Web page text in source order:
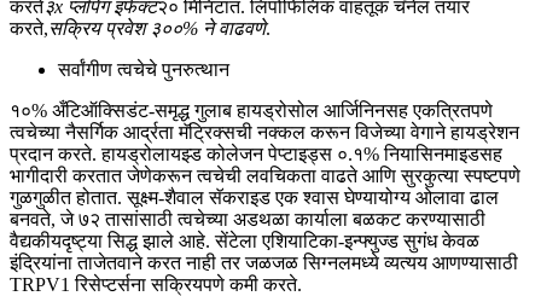
करते३x प्लंपिंग इफेक्ट२० मिनिटांत. लिपोफिलिक वाहतूक चॅनेल तयार
करते,सक्रिय प्रवेश ३००% ने वाढवणे.
सर्वांगीण त्वचेचे पुनरुत्थान‌
१०% अँटिऑक्सिडंट-समृद्ध गुलाब हायड्रोसोल आर्जिनिनसह एकत्रितपणे
त्वचेच्या नैसर्गिक आर्द्रता मॅट्रिक्सची नक्कल करून विजेच्या वेगाने हायड्रेशन
प्रदान करते. हायड्रोलायझ्ड कोलेजन पेप्टाइड्स ०.१% नियासिनमाइडसह
भागीदारी करतात जेणेकरून त्वचेची लवचिकता वाढते आणि सुरकुत्या स्पष्टपणे
गुळगुळीत होतात. सूक्ष्म-शैवाल सॅकराइड एक श्वास घेण्यायोग्य ओलावा ढाल
बनवते, जे ७२ तासांसाठी त्वचेच्या अडथळा कार्याला बळकट करण्यासाठी
वैद्यकीयदृष्ट्या सिद्ध झाले आहे. सेंटेला एशियाटिका-इन्फ्युज्ड सुगंध केवळ
इंद्रियांना ताजेतवाने करत नाही तर जळजळ सिग्नलमध्ये व्यत्यय आणण्यासाठी
TRPV1 रिसेप्टर्सना सक्रियपणे कमी करते.